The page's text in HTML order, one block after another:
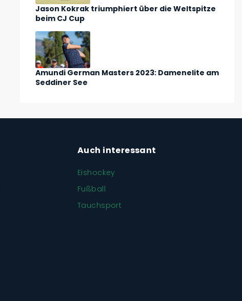
Jason Kokrak triumphiert über die Weltspitze
beim CJ Cup
Amundi German Masters 2023: Damenelite am
Seddiner See
Auch interessant
Eishockey
Fußball
Tauchsport